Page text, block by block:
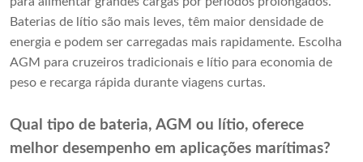
Baterias de lítio são mais leves, têm maior densidade de
energia e podem ser carregadas mais rapidamente. Escolha
AGM para cruzeiros tradicionais e lítio para economia de
peso e recarga rápida durante viagens curtas.
Qual ​​tipo de bateria, AGM ou lítio, oferece
melhor desempenho em aplicações marítimas?